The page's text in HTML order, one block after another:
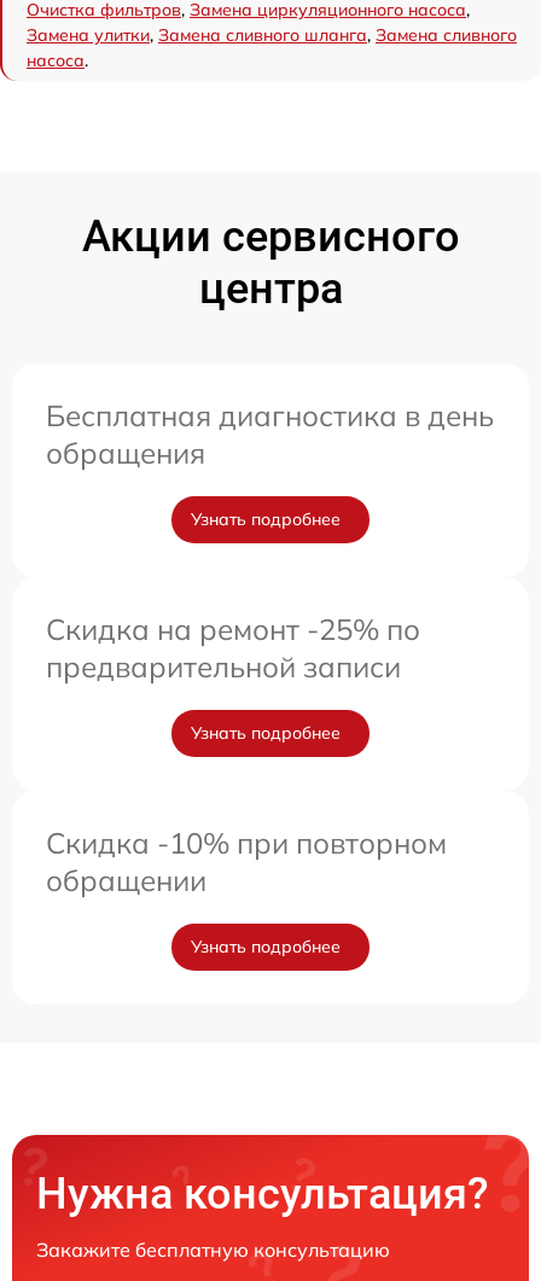
Очистка фильтров, Замена циркуляционного насоса,
Замена улитки, Замена сливного шланга, Замена сливного
насоса.
Акции сервисного
центра
Бесплатная диагностика в день
обращения
Узнать подробнее
Скидка на ремонт -25% по
предварительной записи
Узнать подробнее
Скидка -10% при повторном
обращении
Узнать подробнее
Нужна консультация?
Закажите бесплатную консультацию